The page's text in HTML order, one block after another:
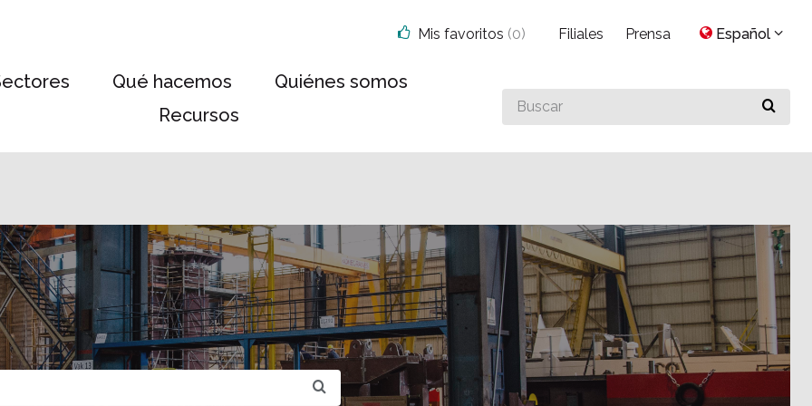
Qué hacemos
Quiénes somos
Recursos
Buscar
algo
Mis favoritos (0) Filiales Prensa Español